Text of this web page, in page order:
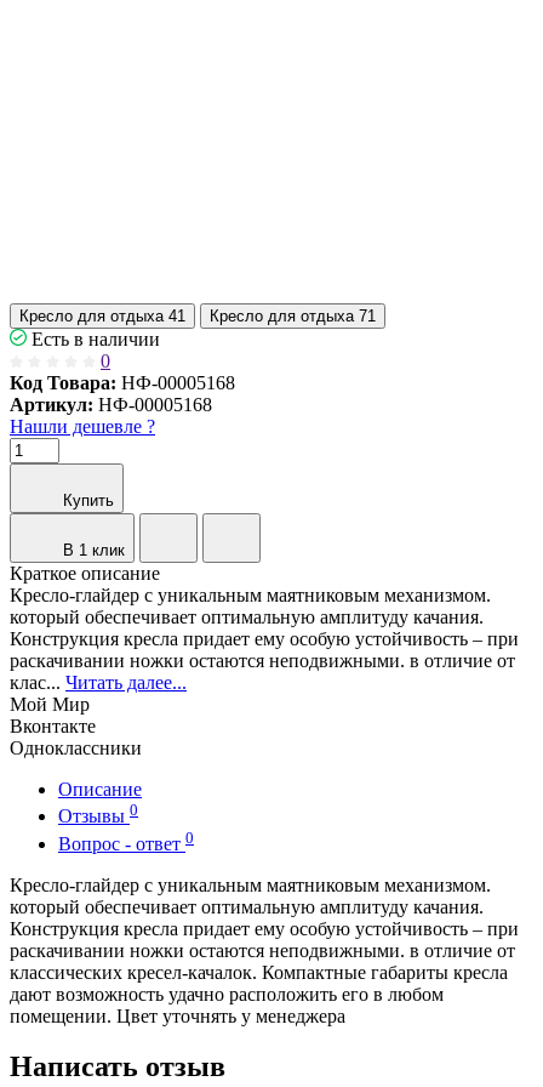
Кресло для отдыха 41 Кресло для отдыха 71
Есть в наличии
0
Код Товара: НФ-00005168
Артикул: НФ-00005168
Нашли дешевле ?
Купить
В 1 клик
Краткое описание
Кресло-глайдер с уникальным маятниковым механизмом.
который обеспечивает оптимальную амплитуду качания.
Конструкция кресла придает ему особую устойчивость – при
раскачивании ножки остаются неподвижными. в отличие от
клас... Читать далее...
Мой Мир
Вконтакте
Одноклассники
Описание
Отзывы 0
Вопрос - ответ 0
Кресло-глайдер с уникальным маятниковым механизмом.
который обеспечивает оптимальную амплитуду качания.
Конструкция кресла придает ему особую устойчивость – при
раскачивании ножки остаются неподвижными. в отличие от
классических кресел-качалок. Компактныe габариты кресла
дают возможность удачно расположить его в любом
помещении. Цвет уточнять у менеджера
Написать отзыв